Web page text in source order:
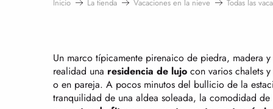
Inicio La tienda Vacaciones en la nieve Todas las
Un marco típicamente pirenaico de piedra, madera
realidad una residencia de lujo con varios chalets
o en pareja. A pocos minutos del bullicio de la
tranquilidad de una aldea soleada, la comodidad